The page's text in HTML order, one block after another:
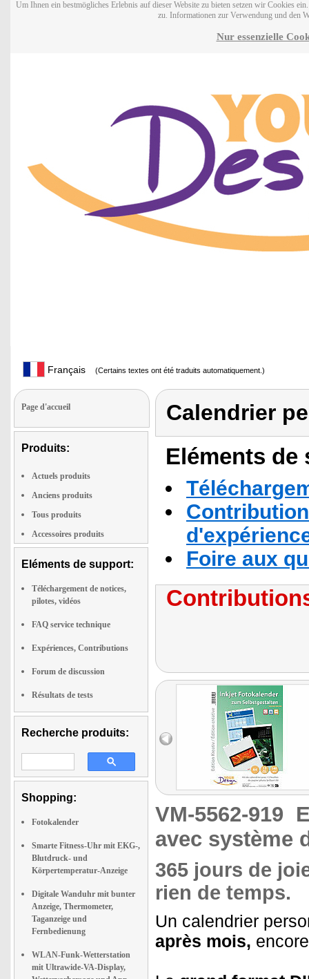
Um Ihnen ein bestmögliches Erlebnis auf dieser Website zu bieten setzen wir Cookies
zu. Informationen zur Verwendung und den
Nur essenzielle
Français (Certains textes ont été traduits automatiquement.)
Page d'accueil
Produits:
Actuels produits
Anciens produits
Tous produits
Accessoires produits
Eléments de support:
Téléchargement de notices,
pilotes, vidéos
FAQ service technique
Expériences, Contributions
Forum de discussion
Résultats de tests
Recherche produits:
Shopping:
Fotokalender
Smarte Fitness-Uhr mit EKG-,
Blutdruck- und
Körpertemperatur-Anzeige
Digitale Wanduhr mit bunter
Anzeige, Thermometer,
Taganzeige und
Fernbedienung
WLAN-Funk-Wetterstation
mit Ultrawide-VA-Display,
Calendrier
Eléments
Foire aux
VM-5562-919
avec système
365 jours de
rien de temps.
Un calendrier
après mois,